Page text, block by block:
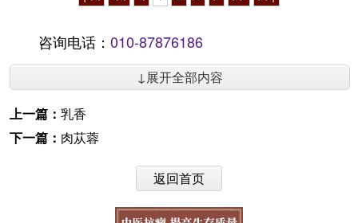
咨询电话： 010-87876186
↓展开全部内容
上一篇： 乳香
下一篇： 肉苁蓉
返回首页